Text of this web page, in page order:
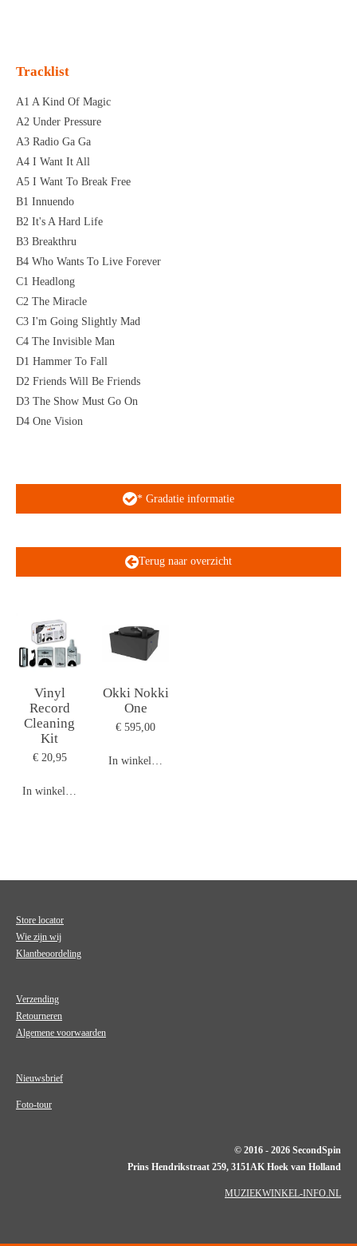
Tracklist
A1 A Kind Of Magic
A2 Under Pressure
A3 Radio Ga Ga
A4 I Want It All
A5 I Want To Break Free
B1 Innuendo
B2 It's A Hard Life
B3 Breakthru
B4 Who Wants To Live Forever
C1 Headlong
C2 The Miracle
C3 I'm Going Slightly Mad
C4 The Invisible Man
D1 Hammer To Fall
D2 Friends Will Be Friends
D3 The Show Must Go On
D4 One Vision
* Gradatie informatie
Terug naar overzicht
Vinyl
Record
Cleaning
Kit
€ 20,95
In winkelwagen
Okki Nokki
One
€ 595,00
In winkelwagen
Store locator
Wie zijn wij
Klantbeoordeling
Verzending
Retourneren
Algemene voorwaarden
Nieuwsbrief
Foto-tour
© 2016 - 2026 SecondSpin
Prins Hendrikstraat 259, 3151AK Hoek van Holland
MUZIEKWINKEL-INFO.NL